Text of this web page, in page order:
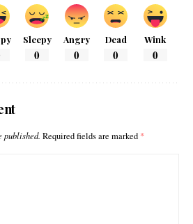
Sleepy
0
Angry
0
Dead
0
Wink
0
published. Required fields are marked *